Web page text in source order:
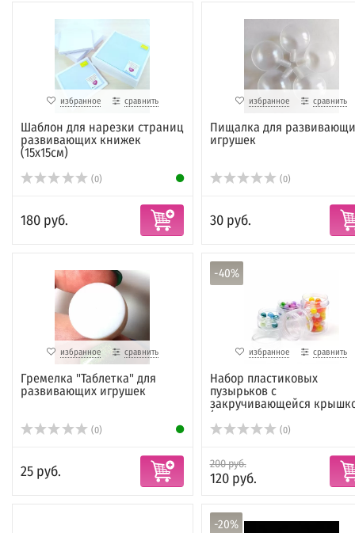
избранное сравнить
Шаблон для нарезки страниц
развивающих книжек
(15х15см)
(0)
180 руб.
избранное сравнить
Пищалка для
игрушек
(0)
30 руб.
избранное сравнить
Гремелка "Таблетка" для
развивающих игрушек
(0)
25 руб.
-40%
избранное сравнить
Набор пластиковых
пузырьков с
закручивающейся
(кр...
(0)
200 руб.
120 руб.
-20%